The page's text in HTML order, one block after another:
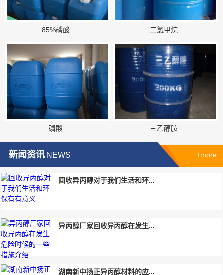
85%磷酸 二氯甲烷
磷酸 三乙醇胺
新闻资讯 NEWS +more
回收异丙醇对于我们生活和环...
异丙醇厂家回收异丙醇在发生...
湖南新中扬正异丙醇材料的应...